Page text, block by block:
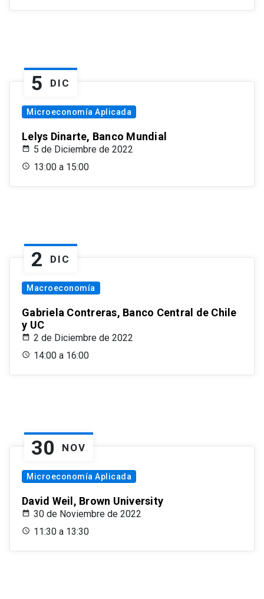
5 DIC
Microeconomía Aplicada
Lelys Dinarte, Banco Mundial
5 de Diciembre de 2022
13:00 a 15:00
2 DIC
Macroeconomía
Gabriela Contreras, Banco Central de Chile
y UC
2 de Diciembre de 2022
14:00 a 16:00
30 NOV
Microeconomía Aplicada
David Weil, Brown University
30 de Noviembre de 2022
11:30 a 13:30